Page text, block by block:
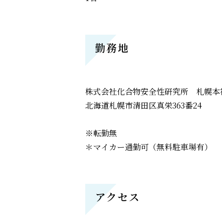
勤務地
株式会社化合物安全性研究所 札幌本
北海道札幌市清田区真栄363番24
※転勤無
＊マイカー通勤可（無料駐車場有）
アクセス